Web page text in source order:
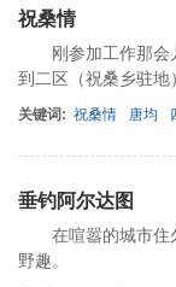
祝桑情
刚参加工作那会
到二区（祝桑乡驻地
关键词: 祝桑情 唐均
垂钓阿尔达图
在喧嚣的城市住久
野趣。